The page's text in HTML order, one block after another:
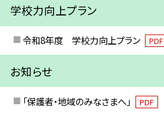
学校力向上プラン
令和8年度 学校力向上プラン PDF
お知らせ
「保護者・地域のみなさまへ」 PDF